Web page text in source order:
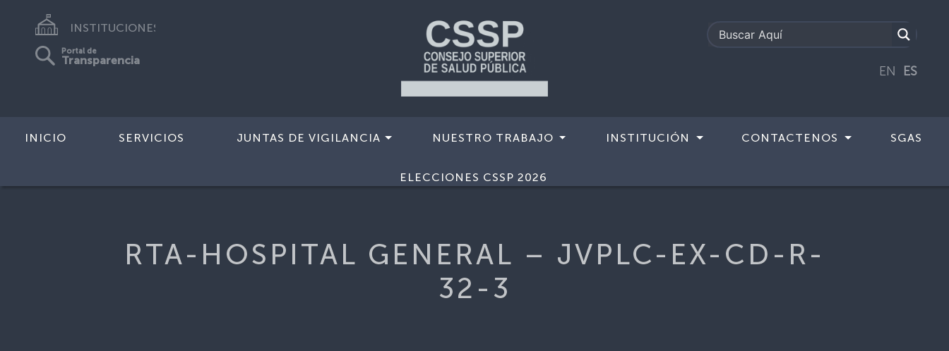
INSTITUCIONES
Portal de
Transparencia
EN ES
INICIO SERVICIOS JUNTAS DE VIGILANCIA NUESTRO TRABAJO INSTITUCIÓN CONTACTENOS SGAS
ELECCIONES CSSP 2026
RTA-HOSPITAL GENERAL – JVPLC-EX-CD-R-32-3
RTA-HOSPITAL GENERAL – JVPLC-EX-CD-R-
32-3